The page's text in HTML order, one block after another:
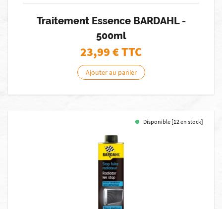
Traitement Essence BARDAHL -
500ml
23,99€ TTC
Ajouter au panier
Disponible [12 en stock]